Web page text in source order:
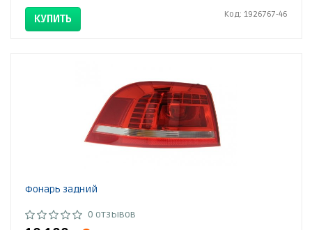
КУПИТЬ Код: 1926767-46
Фонарь задний
0 отзывов